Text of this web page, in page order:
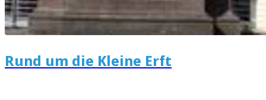
Rund um die Kleine Erft